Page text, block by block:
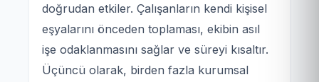
doğrudan etkiler. Çalışanların kendi kişisel
eşyalarını önceden toplaması, ekibin asıl
işe odaklanmasını sağlar ve süreyi kısaltır.
Üçüncü olarak, birden fazla kurumsal